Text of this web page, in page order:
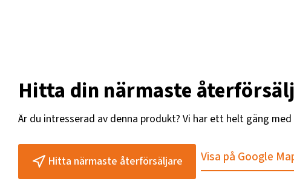
Hitta din närmaste
Är du intresserad av denna produkt? Vi har ett helt gäng
Hitta närmaste återförsäljare Visa på Google